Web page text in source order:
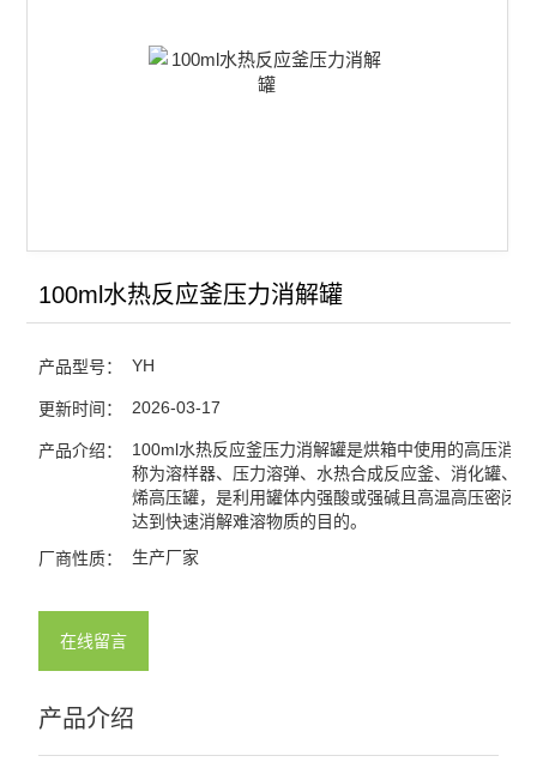
100ml水热反应釜压力消解罐
产品型号： YH
更新时间： 2026-03-17
产品介绍：
100ml水热反应釜压力消解罐是烘箱中使用的高压消解
称为溶样器、压力溶弹、水热合成反应釜、消化罐、
烯高压罐，是利用罐体内强酸或强碱且高温高压密闭
达到快速消解难溶物质的目的。
厂商性质： 生产厂家
在线留言
产品介绍